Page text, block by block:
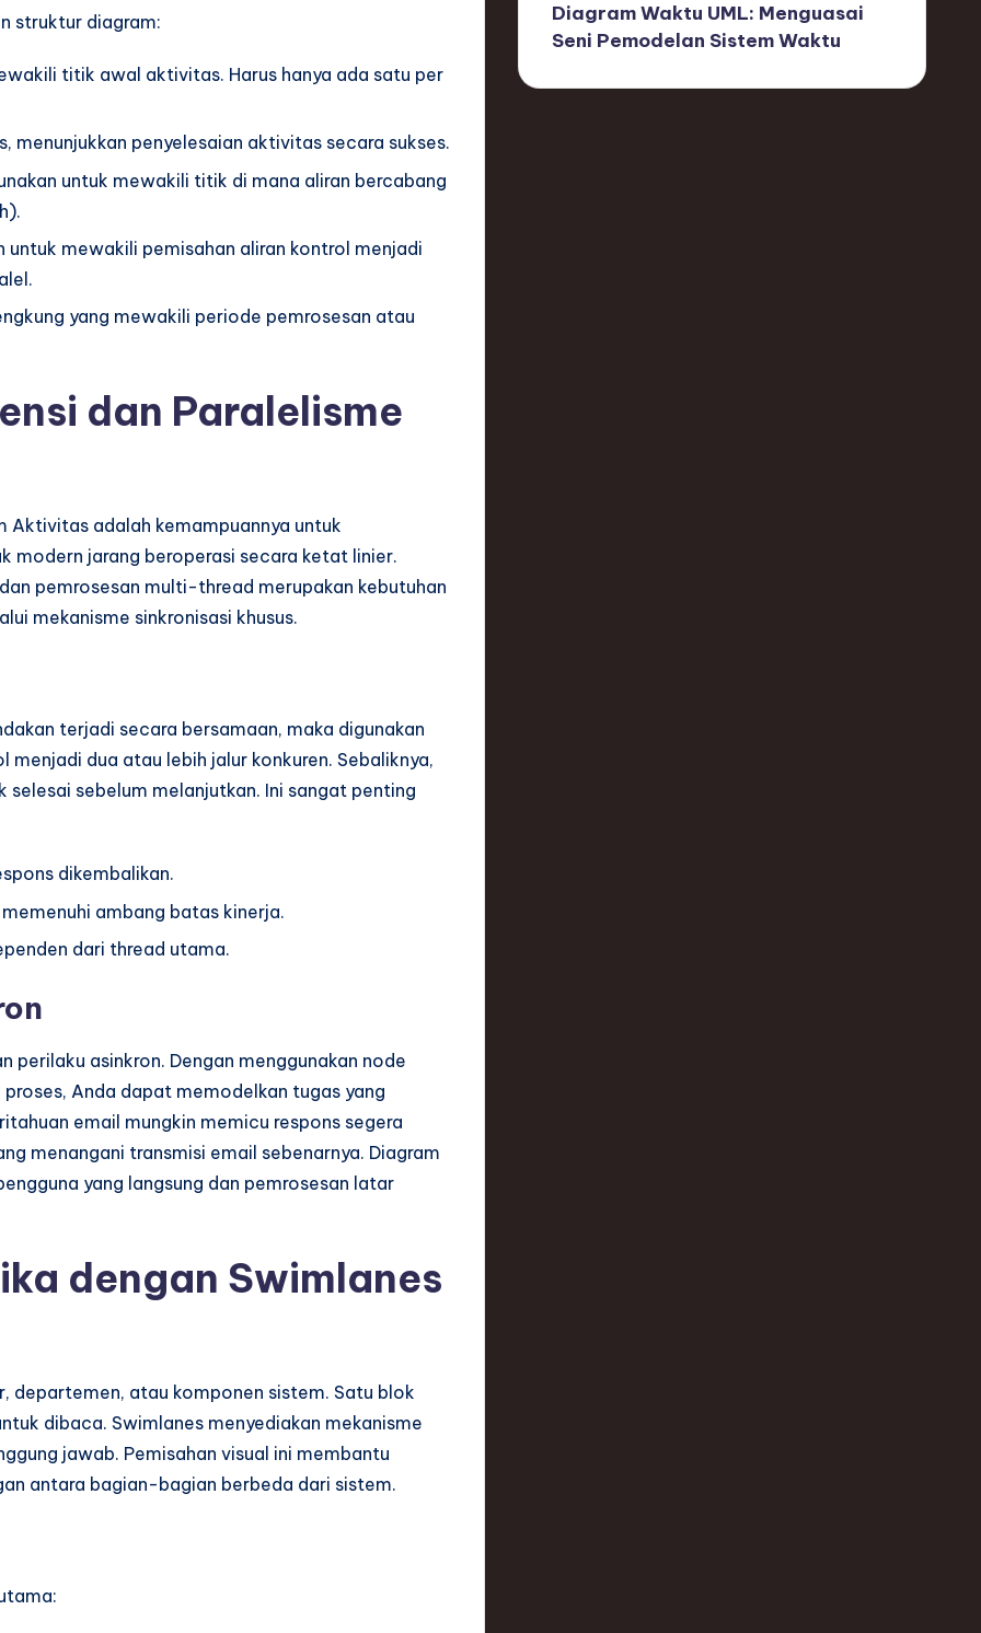
struktur diagram:
titik awal aktivitas. Harus hanya ada satu per
menunjukkan penyelesaian aktivitas secara sukses.
untuk mewakili titik di mana aliran bercabang
untuk mewakili pemisahan aliran kontrol menjadi
yang mewakili periode pemrosesan atau
dan Paralelisme
Aktivitas adalah kemampuannya untuk
modern jarang beroperasi secara ketat linier.
pemrosesan multi-thread merupakan kebutuhan
mekanisme sinkronisasi khusus.
terjadi secara bersamaan, maka digunakan
menjadi dua atau lebih jalur konkuren. Sebaliknya,
selesai sebelum melanjutkan. Ini sangat penting
dikembalikan.
ambang batas kinerja.
dari thread utama.
asinkron. Dengan menggunakan node
Anda dapat memodelkan tugas yang
email mungkin memicu respons segera
menangani transmisi email sebenarnya. Diagram
yang langsung dan pemrosesan latar
dengan Swimlanes
departemen, atau komponen sistem. Satu blok
dibaca. Swimlanes menyediakan mekanisme
jawab. Pemisahan visual ini membantu
antara bagian-bagian berbeda dari sistem.
Diagram Waktu UML: Menguasai
Seni Pemodelan Sistem Waktu